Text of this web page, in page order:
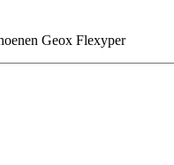
Geox Flexyper